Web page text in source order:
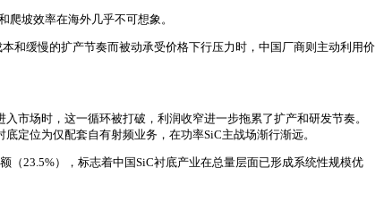
坡效率在海外几乎不可想象。
和缓慢的扩产节奏而被动承受价格下行压力时，中国厂商则主动利用价
场时，这一循环被打破，利润收窄进一步拖累了扩产和研发节奏。
定位为仅配套自有射频业务，在功率SiC主战场渐行渐远。
（23.5%），标志着中国SiC衬底产业在总量层面已形成系统性规模优